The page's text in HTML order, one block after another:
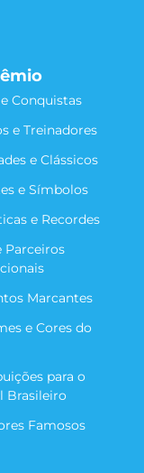
Conquistas
e Treinadores
e Clássicos
e Símbolos
e Recordes
Parceiros
Marcantes
e Cores do
para o
Brasileiro
Famosos